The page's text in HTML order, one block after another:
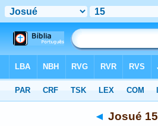
◄ Josué 15